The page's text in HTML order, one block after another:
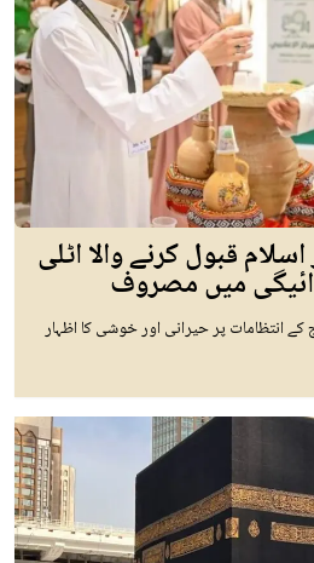
قبول کرنے والا اٹلی
میں مصروف
انتظامات پر حیرانی اور خوشی کا اظہار